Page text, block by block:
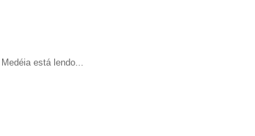
Medéia está lendo...